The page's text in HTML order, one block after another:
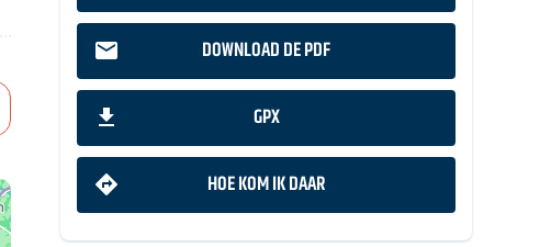
DOWNLOAD DE PDF
GPX
HOE KOM IK DAAR